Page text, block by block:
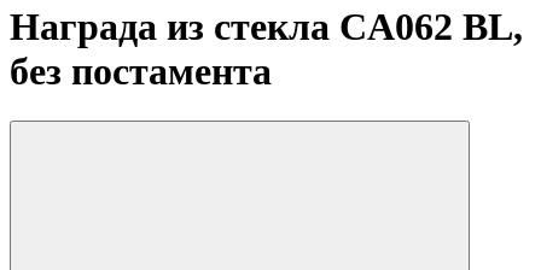
Награда из стекла CA062 BL,
без постамента